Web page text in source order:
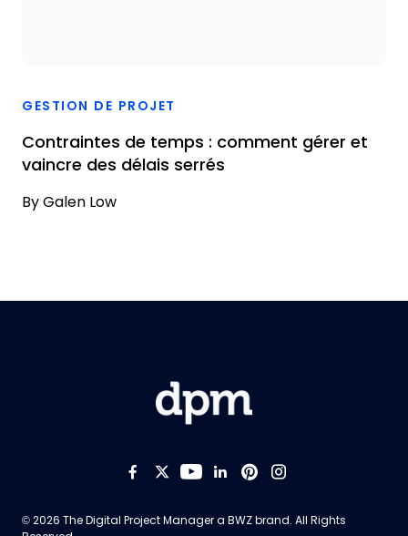
GESTION DE PROJET
Contraintes de temps : comment gérer et
vaincre des délais serrés
By Galen Low
Like us on Facebook
Follow us on Twitter
Follow us on
Add us on
Follow us on
Follow us
© 2026 The Digital Project Manager a BWZOpens new window
brand. All Rights